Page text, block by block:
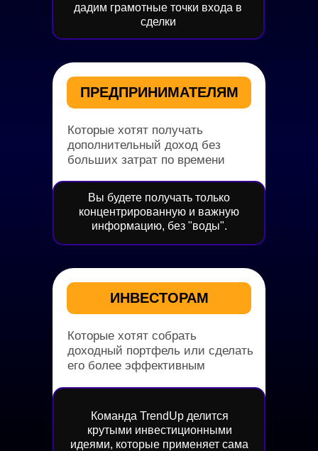
дадим грамотные точки входа в
сделки
Которые хотят получать
дополнительный доход без
больших затрат по времени
Вы будете получать только
концентрированную и важную
информацию, без "воды".
ПРЕДПРИНИМАТЕЛЯМ
Которые хотят собрать
доходный портфель или сделать
его более эффективным
Команда TrendUp делится
крутыми инвестиционными
идеями, которые применяет сама
ИНВЕСТОРАМ